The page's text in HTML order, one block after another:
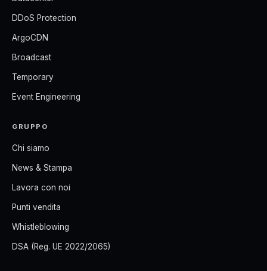
DDoS Protection
ArgoCDN
Broadcast
Temporary
Event Engineering
GRUPPO
Chi siamo
News & Stampa
Lavora con noi
Punti vendita
Whistleblowing
DSA (Reg. UE 2022/2065)